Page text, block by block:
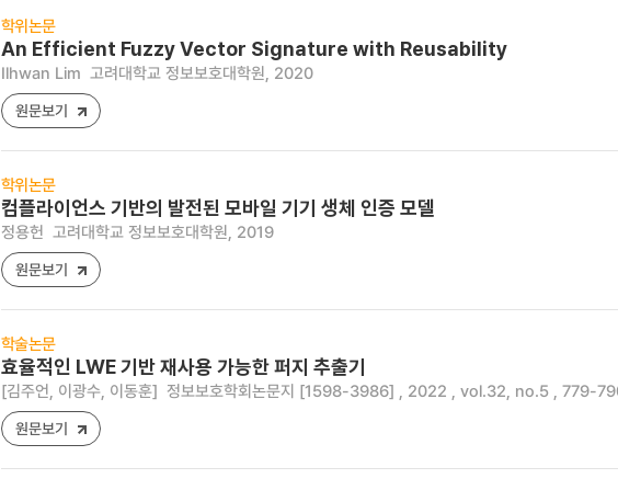
학위논문
An Efficient Fuzzy Vector Signature with Reusability
Ilhwan Lim 고려대학교 정보보호대학원, 2020
원문보기
학위논문
컴플라이언스 기반의 발전된 모바일 기기 생체 인증 모델
정용헌 고려대학교 정보보호대학원, 2019
원문보기
학술논문
효율적인 LWE 기반 재사용 가능한 퍼지 추출기
[김주언, 이광수, 이동훈] 정보보호학회논문지 [1598-3986] , 2022 , vol.32, no.5 , 779-
원문보기